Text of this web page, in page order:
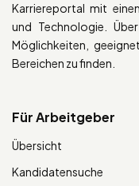
Karriereportal mit
und Technologie.
Möglichkeiten,
Bereichen zu finden.
Für Arbeitgeber
Übersicht
Kandidatensuche